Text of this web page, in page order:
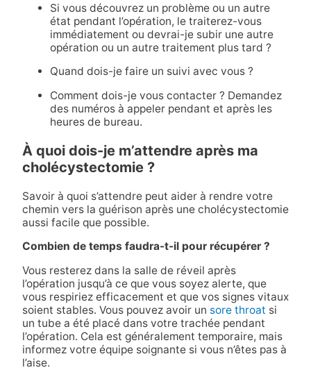
Si vous découvrez un problème ou un autre
état pendant l’opération, le traiterez-vous
immédiatement ou devrai-je subir une autre
opération ou un autre traitement plus tard ?
Quand dois-je faire un suivi avec vous ?
Comment dois-je vous contacter ? Demandez
des numéros à appeler pendant et après les
heures de bureau.
À quoi dois-je m’attendre après ma
cholécystectomie ?
Savoir à quoi s’attendre peut aider à rendre votre
chemin vers la guérison après une cholécystectomie
aussi facile que possible.
Combien de temps faudra-t-il pour récupérer ?
Vous resterez dans la salle de réveil après
l’opération jusqu’à ce que vous soyez alerte, que
vous respiriez efficacement et que vos signes vitaux
soient stables. Vous pouvez avoir un sore throat si
un tube a été placé dans votre trachée pendant
l’opération. Cela est généralement temporaire, mais
informez votre équipe soignante si vous n’êtes pas à
l’aise.